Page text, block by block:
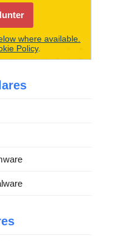
where available.
Policy.